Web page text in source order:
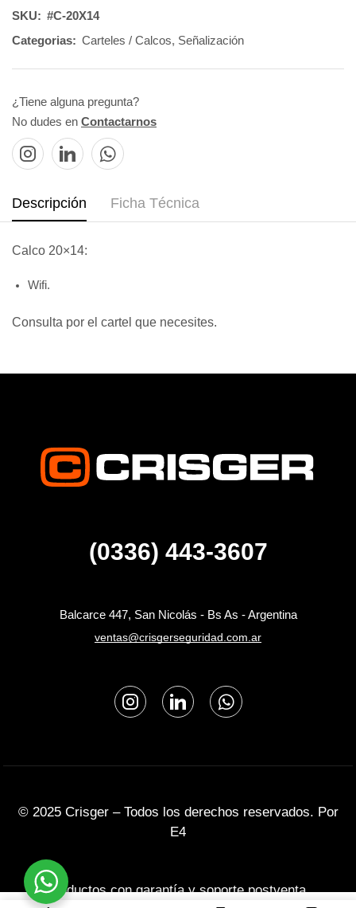
SKU: #C-20X14
Categorias: Carteles / Calcos, Señalización
¿Tiene alguna pregunta?
No dudes en Contactarnos
Descripción Ficha Técnica
Calco 20×14:
Wifi.
Consulta por el cartel que necesites.
(0336) 443-3607
Balcarce 447, San Nicolás - Bs As - Argentina
ventas@crisgerseguridad.com.ar
© 2025 Crisger – Todos los derechos reservados. Por
E4
Productos con garantía y soporte postventa.